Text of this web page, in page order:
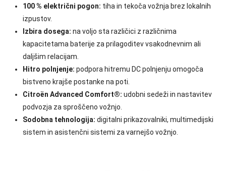
100 % električni pogon: tiha in tekoča vožnja brez lokalnih
izpustov.
Izbira dosega: na voljo sta različici z različnima
kapacitetama baterije za prilagoditev vsakodnevnim ali
daljšim relacijam.
Hitro polnjenje: podpora hitremu DC polnjenju omogoča
bistveno krajše postanke na poti.
Citroën Advanced Comfort®: udobni sedeži in nastavitev
podvozja za sproščeno vožnjo.
Sodobna tehnologija: digitalni prikazovalniki, multimedijski
sistem in asistenčni sistemi za varnejšo vožnjo.